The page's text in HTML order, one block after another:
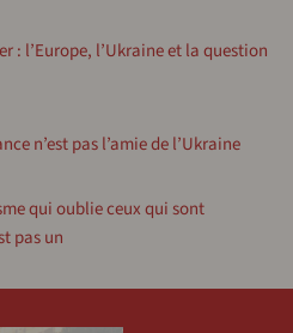
: l’Europe, l’Ukraine et la question
n’est pas l’amie de l’Ukraine
qui oublie ceux qui sont
pas un